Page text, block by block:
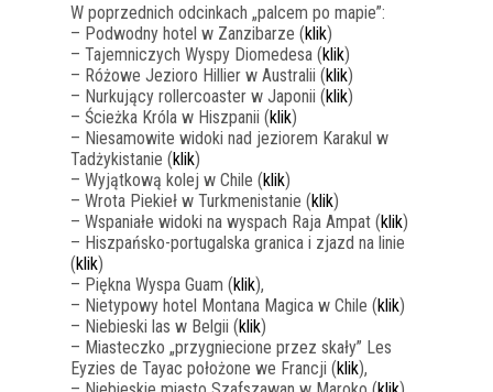
W poprzednich odcinkach „palcem po mapie”:
– Podwodny hotel w Zanzibarze (klik)
– Tajemniczych Wyspy Diomedesa (klik)
– Różowe Jezioro Hillier w Australii (klik)
– Nurkujący rollercoaster w Japonii (klik)
– Ścieżka Króla w Hiszpanii (klik)
– Niesamowite widoki nad jeziorem Karakul w
Tadżykistanie (klik)
– Wyjątkową kolej w Chile (klik)
– Wrota Piekieł w Turkmenistanie (klik)
– Wspaniałe widoki na wyspach Raja Ampat (klik)
– Hiszpańsko-portugalska granica i zjazd na linie
(klik)
– Piękna Wyspa Guam (klik),
– Nietypowy hotel Montana Magica w Chile (klik)
– Niebieski las w Belgii (klik)
– Miasteczko „przygniecione przez skały” Les
Eyzies de Tayac położone we Francji (klik),